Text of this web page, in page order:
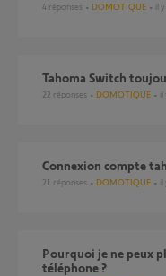
4 réponses DOMOTIQUE il
Tahoma Switch
22 réponses DOMOTIQUE
Connexion compte
21 réponses DOMOTIQUE
pourquoi je ne peux plus retrouver ma tahoma avec mon
téléphone ?